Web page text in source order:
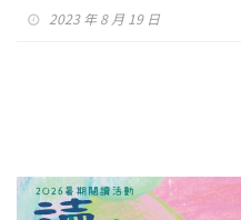
2023 年 8 月 19 日